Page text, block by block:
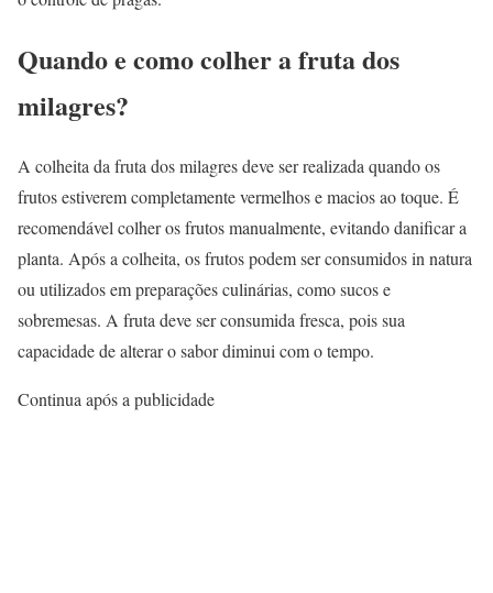
Quando e como colher a fruta dos
milagres?
A colheita da fruta dos milagres deve ser realizada quando os
frutos estiverem completamente vermelhos e macios ao toque. É
recomendável colher os frutos manualmente, evitando danificar a
planta. Após a colheita, os frutos podem ser consumidos in natura
ou utilizados em preparações culinárias, como sucos e
sobremesas. A fruta deve ser consumida fresca, pois sua
capacidade de alterar o sabor diminui com o tempo.
Continua após a publicidade